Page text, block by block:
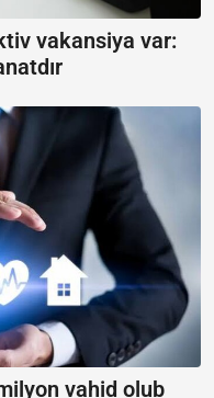
vakansiya var:
vahid olub